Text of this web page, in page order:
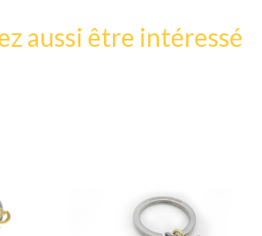
aussi être intéressé